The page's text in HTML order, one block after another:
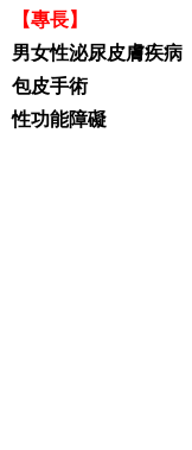
【專長】
男女性泌尿皮膚疾病
包皮手術
性功能障礙